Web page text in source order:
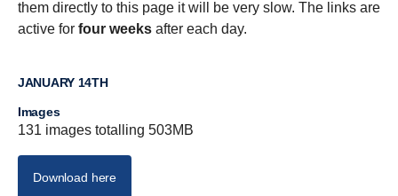
them directly to this page it will be very slow. The links are
active for four weeks after each day.
JANUARY 14TH
Images
131 images totalling 503MB
Download here